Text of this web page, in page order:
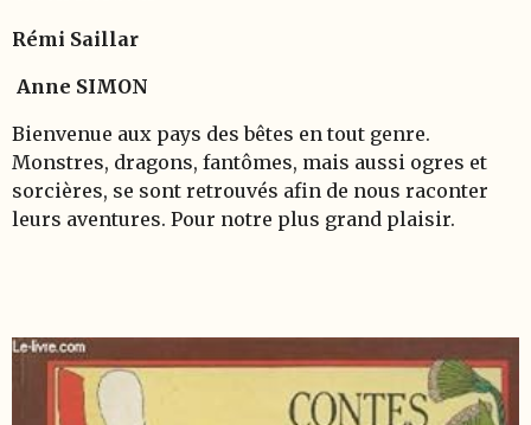
Rémi Saillar
Anne SIMON
Bienvenue aux pays des bêtes en tout genre.
Monstres, dragons, fantômes, mais aussi ogres et
sorcières, se sont retrouvés afin de nous raconter
leurs aventures. Pour notre plus grand plaisir.